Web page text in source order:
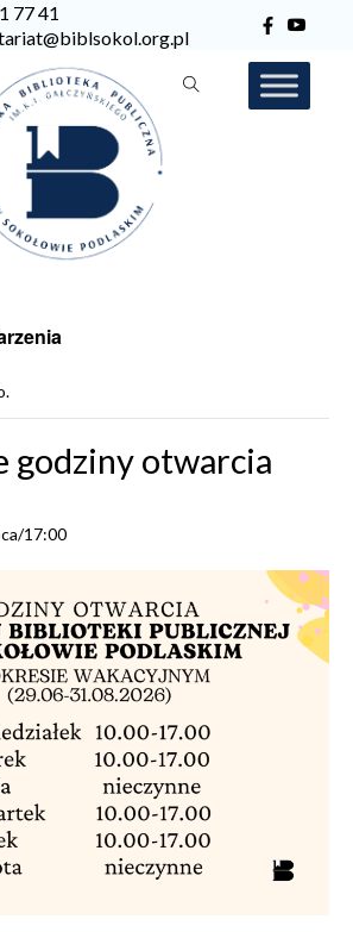
narzędzi
77 41
godziny otwarcia
17:00